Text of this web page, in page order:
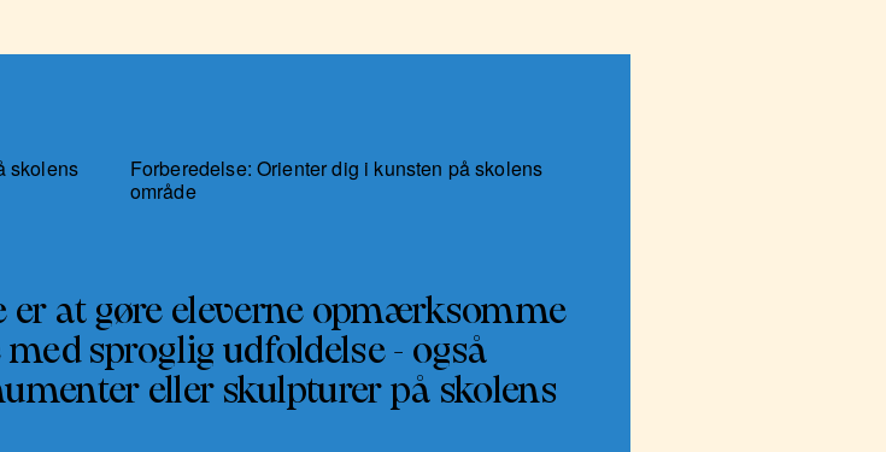
skolens
Forberedelse: Orienter dig i kunsten på skolens
område
er at gøre eleverne opmærksomme
sproglig udfoldelse - også
eller skulpturer på skolens